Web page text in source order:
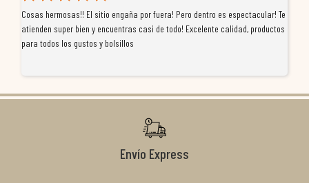
Cosas hermosas!! El sitio engaña por fuera! Pero dentro es espectacular! Te
atienden super bien y encuentras casi de todo! Excelente calidad, productos
para todos los gustos y bolsillos
Envío Express